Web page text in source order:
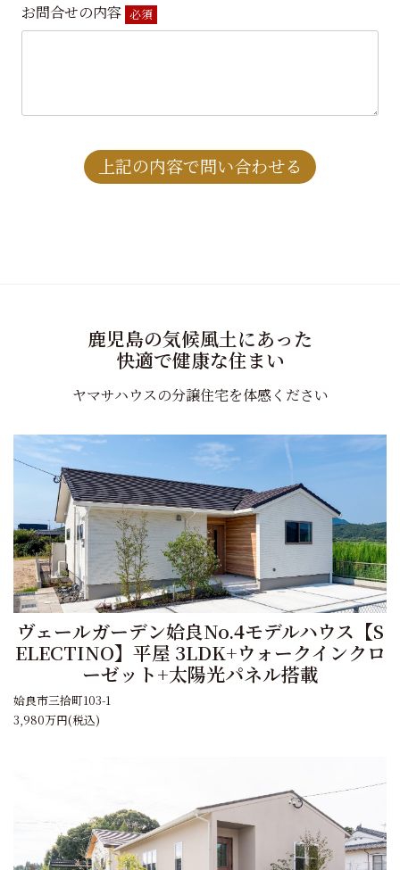
お問合せの内容 必須
鹿児島の気候風土にあった
快適で健康な住まい
ヤマサハウスの分譲住宅を体感ください
ヴェールガーデン姶良No.4モデルハウス【S
ELECTINO】平屋 3LDK+ウォークインクロ
ーゼット+太陽光パネル搭載
姶良市三拾町103-1
3,980万円(税込)